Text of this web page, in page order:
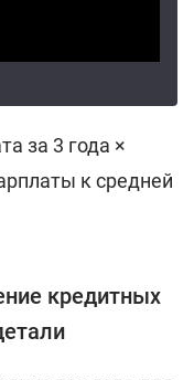
за 3 года ×
к средней
кредитных